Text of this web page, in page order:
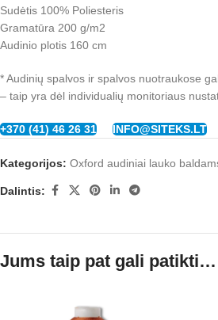
Sudėtis 100% Poliesteris
Gramatūra 200 g/m2
Audinio plotis 160 cm
* Audinių spalvos ir spalvos nuotraukose
– taip yra dėl individualių monitoriaus
+370 (41) 46 26 31 INFO@SITEKS.LT
Kategorijos: Oxford audiniai lauko
Dalintis:
Jums taip pat gali patikti…